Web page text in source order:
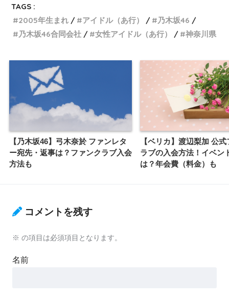
TAGS :
2005年生まれ
アイドル（あ行）
乃木坂46
乃木坂46合同会社
女性アイドル（あ行） 神奈川県
【乃木坂46】弓木奈於 ファンレタ
ー宛先・返事は？ファンクラブ入会
方法も
【ベリカ】渡辺梨加 公
ラブの入会方法！イベン
は？年会費（料金）も
コメントを残す
※ の項目は必須項目となります。
名前